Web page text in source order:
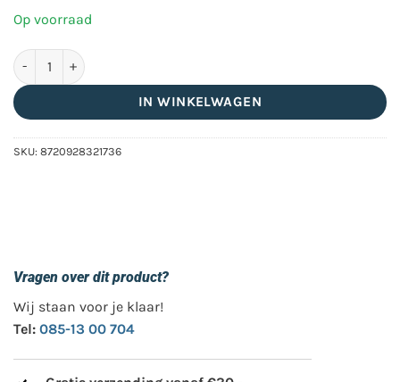
Op voorraad
Product aantal
IN WINKELWAGEN
SKU: 8720928321736
Vragen over dit product?
Wij staan voor je klaar!
Tel: 085-13 00 704